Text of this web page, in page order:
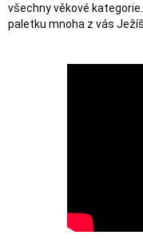
všechny věkové
paletku mnoha z vás